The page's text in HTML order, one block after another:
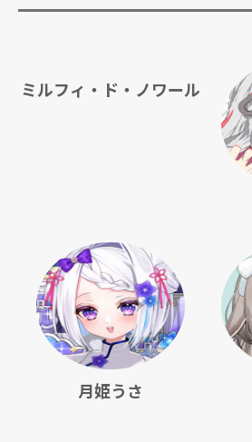
ミルフィ・ド・ノワール
月姫うさ